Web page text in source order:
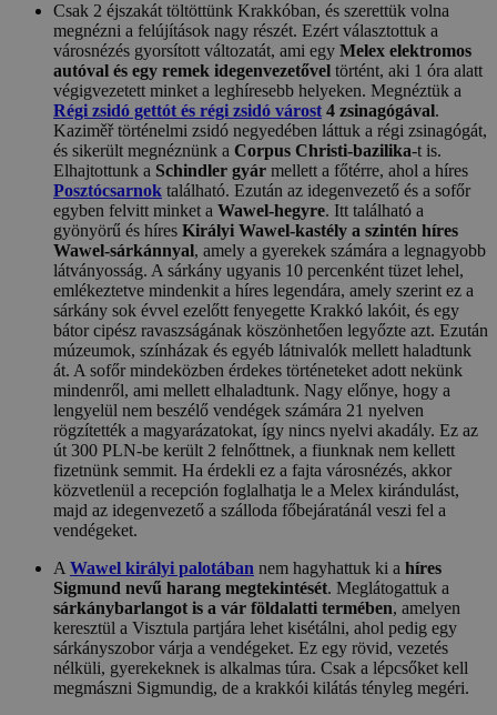
Csak 2 éjszakát töltöttünk Krakkóban, és szerettük volna
megnézni a felújítások nagy részét. Ezért választottuk a
városnézés gyorsított változatát, ami egy Melex elektromos
autóval és egy remek idegenvezetővel történt, aki 1 óra alatt
végigvezetett minket a leghíresebb helyeken. Megnéztük a
Régi zsidó gettót és régi zsidó várost 4 zsinagógával.
Kaziměř történelmi zsidó negyedében láttuk a régi zsinagógát,
és sikerült megnéznünk a Corpus Christi-bazilika-t is.
Elhajtottunk a Schindler gyár mellett a főtérre, ahol a híres
Posztócsarnok található. Ezután az idegenvezető és a sofőr
egyben felvitt minket a Wawel-hegyre. Itt található a
gyönyörű és híres Királyi Wawel-kastély a szintén híres
Wawel-sárkánnyal, amely a gyerekek számára a legnagyobb
látványosság. A sárkány ugyanis 10 percenként tüzet lehel,
emlékeztetve mindenkit a híres legendára, amely szerint ez a
sárkány sok évvel ezelőtt fenyegette Krakkó lakóit, és egy
bátor cipész ravaszságának köszönhetően legyőzte azt. Ezután
múzeumok, színházak és egyéb látnivalók mellett haladtunk
át. A sofőr mindeközben érdekes történeteket adott nekünk
mindenről, ami mellett elhaladtunk. Nagy előnye, hogy a
lengyelül nem beszélő vendégek számára 21 nyelven
rögzítették a magyarázatokat, így nincs nyelvi akadály. Ez az
út 300 PLN-be került 2 felnőttnek, a fiunknak nem kellett
fizetnünk semmit. Ha érdekli ez a fajta városnézés, akkor
közvetlenül a recepción foglalhatja le a Melex kirándulást,
majd az idegenvezető a szálloda főbejáratánál veszi fel a
vendégeket.
A Wawel királyi palotában nem hagyhattuk ki a híres
Sigmund nevű harang megtekintését. Meglátogattuk a
sárkánybarlangot is a vár földalatti termében, amelyen
keresztül a Visztula partjára lehet kisétálni, ahol pedig egy
sárkányszobor várja a vendégeket. Ez egy rövid, vezetés
nélküli, gyerekeknek is alkalmas túra. Csak a lépcsőket kell
megmászni Sigmundig, de a krakkói kilátás tényleg megéri.